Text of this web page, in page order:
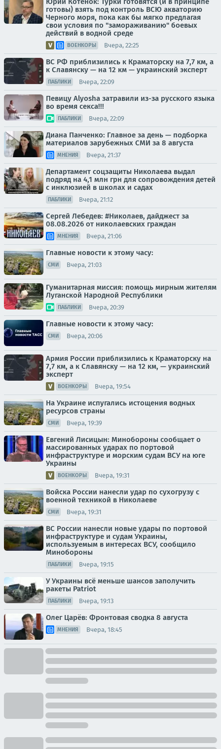
готовы) взять под контроль ВСЮ акваторию
Черного моря, пока как бы мягко предлагая
свои условия по "замораживанию" боевых
действий в водной среде
ВОЕНКОРЫ Вчера, 22:25
ВС РФ приблизились к Краматорску на 7,7 км, а
к Славянску — на 12 км — украинский эксперт
ПАБЛИКИ Вчера, 22:09
Певицу Alyosha затравили из-за русского языка
во время секса!!!
ПАБЛИКИ Вчера, 22:09
Диана Панченко: Главное за день — подборка
материалов зарубежных СМИ за 8 августа
МНЕНИЯ Вчера, 21:37
Департамент соцзащиты Николаева выдал
подряд на 4,1 млн грн для сопровождения детей
с инклюзией в школах и садах
ПАБЛИКИ Вчера, 21:12
Сергей Лебедев: #Николаев, дайджест за
08.08.2026 от николаевских граждан
МНЕНИЯ Вчера, 21:06
Главные новости к этому часу:
СМИ Вчера, 21:03
Гуманитарная миссия: помощь мирным жителям
Луганской Народной Республики
ПАБЛИКИ Вчера, 20:39
Главные новости к этому часу:
СМИ Вчера, 20:06
Армия России приблизились к Краматорску на
7,7 км, а к Славянску — на 12 км, — украинский
эксперт
ВОЕНКОРЫ Вчера, 19:54
На Украине испугались истощения водных
ресурсов страны
СМИ Вчера, 19:39
Евгений Лисицын: Минобороны сообщает о
массированных ударах по портовой
инфраструктуре и морским судам ВСУ на юге
Украины
ВОЕНКОРЫ Вчера, 19:31
Войска России нанесли удар по сухогрузу с
военной техникой в Николаеве
СМИ Вчера, 19:31
ВС России нанесли новые удары по портовой
инфраструктуре и судам Украины,
используемым в интересах ВСУ, сообщило
Минобороны
ПАБЛИКИ Вчера, 19:15
У Украины всё меньше шансов заполучить
ракеты Patriot
ПАБЛИКИ Вчера, 19:13
Олег Царёв: Фронтовая сводка 8 августа
МНЕНИЯ Вчера, 18:45